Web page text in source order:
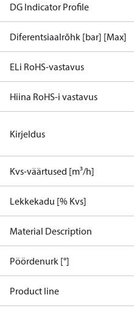
DG Indicator Profile
Diferentsiaalrõhk [bar] [Max]
ELi RoHS-vastavus
Hiina RoHS-i vastavus
Kirjeldus
Kvs-väärtused [m³/h]
Lekkekadu [% Kvs]
Material Description
Pöördenurk [°]
Product line